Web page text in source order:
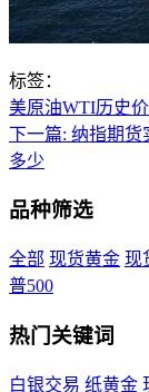
标签：
美原油WTI历史
下一篇: 纳指期货
多少
品种筛选
全部 现货黄金 现
普500
热门关键词
白银交易 纸黄金